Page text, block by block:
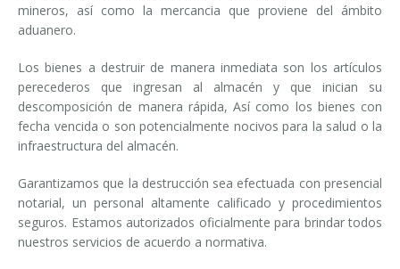
mineros, así como la mercancia que proviene del ámbito
aduanero.
Los bienes a destruir de manera inmediata son los artículos
perecederos que ingresan al almacén y que inician su
descomposición de manera rápida, Así como los bienes con
fecha vencida o son potencialmente nocivos para la salud o la
infraestructura del almacén.
Garantizamos que la destrucción sea efectuada con presencial
notarial, un personal altamente calificado y procedimientos
seguros. Estamos autorizados oficialmente para brindar todos
nuestros servicios de acuerdo a normativa.